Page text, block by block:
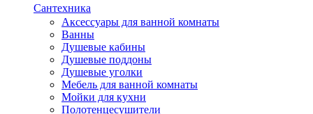
Сантехника
Аксессуары для ванной комнаты
Ванны
Душевые кабины
Душевые поддоны
Душевые уголки
Мебель для ванной комнаты
Мойки для кухни
Полотенцесушители